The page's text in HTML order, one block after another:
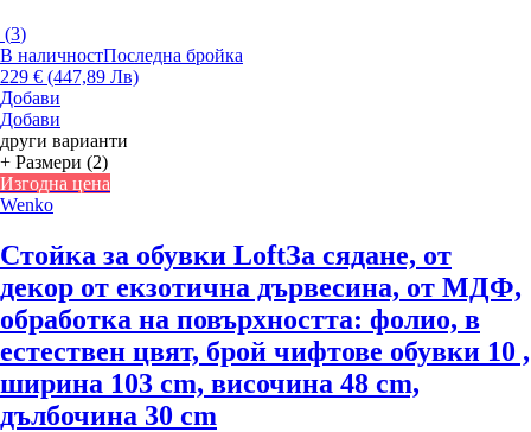
(3)
В наличностПоследна бройка
229 € (447,89 Лв)
Добави
Добави
други варианти
+ Размери (2)
Изгодна цена
Wenko
Стойка за обувки LoftЗа сядане, от
декор от екзотична дървесина, от МДФ,
oбработка на повърхността: фолио, в
естествен цвят, брой чифтове обувки 10 ,
ширина 103 cm, височина 48 cm,
дълбочина 30 cm